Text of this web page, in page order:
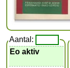
Aantal:
Eo aktiv